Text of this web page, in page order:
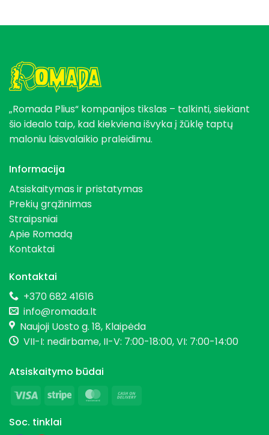
„Romada Plius“ kompanijos tikslas – talkinti, siekiant
šio idealo taip, kad kiekviena išvyka į žūklę taptų
maloniu laisvalaikio praleidimu.
Informacija
Atsiskaitymas ir pristatymas
Prekių grąžinimas
Straipsniai
Apie Romadą
Kontaktai
Kontaktai
+370 682 41616
info@romada.lt
Naujoji Uosto g. 18, Klaipėda
VII-I: nedirbame, II-V: 7:00-18:00, VI: 7:00-14:00
Atsiskaitymo būdai
Visa
Stripe MasterCard
Soc. tinklai